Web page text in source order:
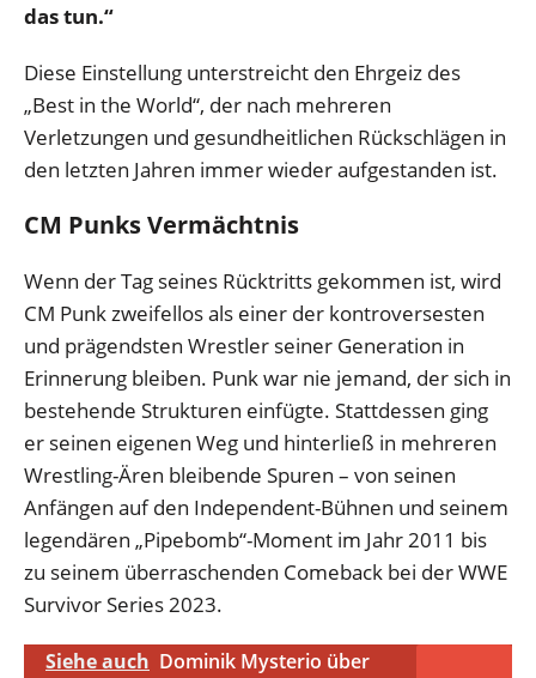
das tun.“
Diese Einstellung unterstreicht den Ehrgeiz des
„Best in the World“, der nach mehreren
Verletzungen und gesundheitlichen Rückschlägen in
den letzten Jahren immer wieder aufgestanden ist.
CM Punks Vermächtnis
Wenn der Tag seines Rücktritts gekommen ist, wird
CM Punk zweifellos als einer der kontroversesten
und prägendsten Wrestler seiner Generation in
Erinnerung bleiben. Punk war nie jemand, der sich in
bestehende Strukturen einfügte. Stattdessen ging
er seinen eigenen Weg und hinterließ in mehreren
Wrestling-Ären bleibende Spuren – von seinen
Anfängen auf den Independent-Bühnen und seinem
legendären „Pipebomb“-Moment im Jahr 2011 bis
zu seinem überraschenden Comeback bei der WWE
Survivor Series 2023.
Siehe auch Dominik Mysterio über